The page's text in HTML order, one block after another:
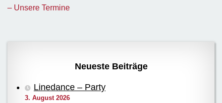
– Unsere Termine
Neueste Beiträge
Linedance – Party
3. August 2026